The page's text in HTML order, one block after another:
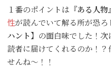
１番のポイントは 『ある人物』
性が読んでいて解る所が恐
ハント】 の面白味でした！
読者に届けてくれるのか！
せんね～！！